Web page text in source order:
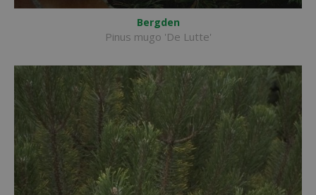
Bergden
Pinus mugo 'De Lutte'